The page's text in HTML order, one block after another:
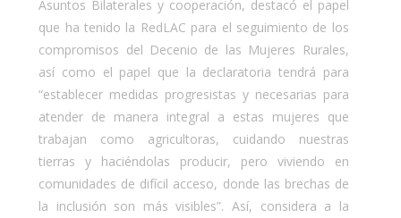
Asuntos Bilaterales y cooperación, destacó el papel
que ha tenido la RedLAC para el seguimiento de los
compromisos del Decenio de las Mujeres Rurales,
así como el papel que la declaratoria tendrá para
“establecer medidas progresistas y necesarias para
atender de manera integral a estas mujeres que
trabajan como agricultoras, cuidando nuestras
tierras y haciéndolas producir, pero viviendo en
comunidades de difícil acceso, donde las brechas de
la inclusión son más visibles”. Así, considera a la